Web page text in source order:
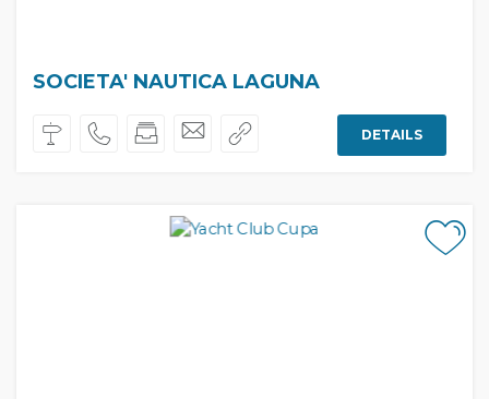
SOCIETA' NAUTICA LAGUNA
DETAILS